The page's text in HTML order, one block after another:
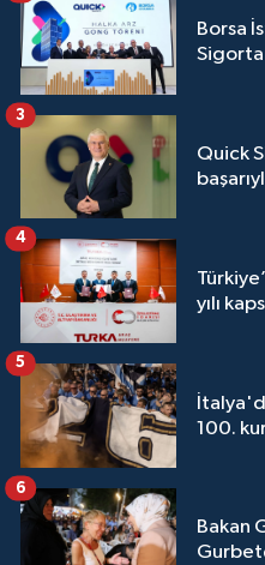
Borsa
Sigorta
Quick
3
yılı
4
100.
5
Bakan
6